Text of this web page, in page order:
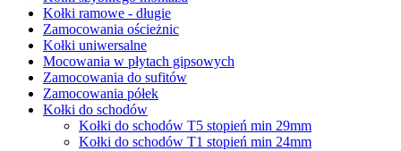
Kołki ramowe - długie
Zamocowania ościeżnic
Kołki uniwersalne
Mocowania w płytach gipsowych
Zamocowania do sufitów
Zamocowania półek
Kołki do schodów
Kołki do schodów T5 stopień min 29mm
Kołki do schodów T1 stopień min 24mm